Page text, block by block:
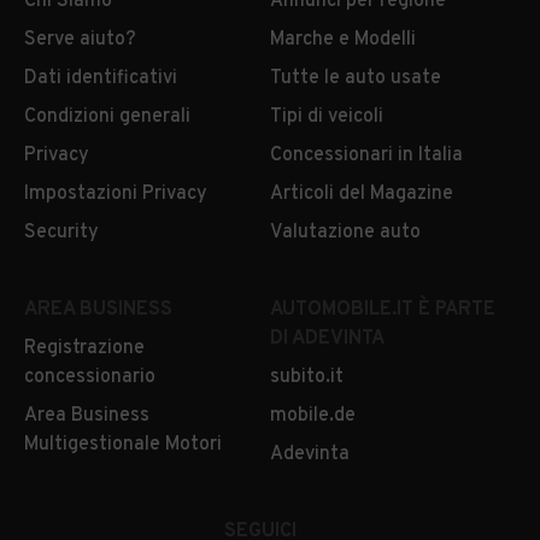
Serve aiuto?
Dati identificativi
Condizioni generali
Privacy
Impostazioni Privacy
Security
Marche e Modelli
Tutte le auto usate
Tipi di veicoli
Concessionari in Italia
Articoli del Magazine
Valutazione auto
Registrazione
concessionario
Area Business
Multigestionale Motori
subito.it
mobile.de
Adevinta